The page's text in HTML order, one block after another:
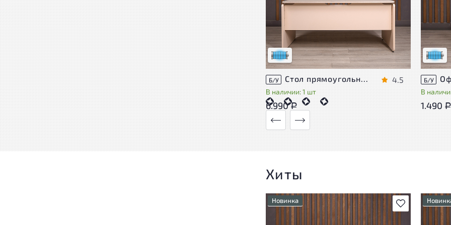
Состояние товара приближено к новому,
могут присутствовать незначительные
следы эксплуатации
Низкая степень износа
Б/У Стол прямоугольный Accord ДСП Дуб Россия
В наличии: 1 шт
4.5
6.990Р
могут
следы
Низкая
Б/У
В
1.490 Р
Хиты
В избранное
Новинка